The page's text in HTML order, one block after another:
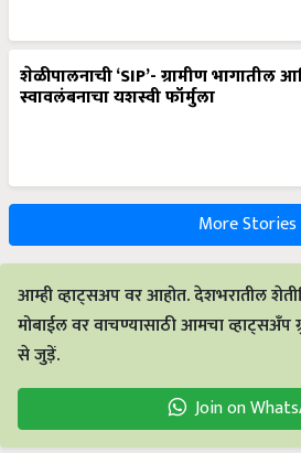
शेळीपालनाची ‘SIP’- ग्रामीण भागातील
स्वावलंबनाचा यशस्वी फॉर्मुला
More Stories
आम्ही व्हाट्सअप वर आहोत. देशभरातील
मोबाईल वर वाचण्यासाठी आमचा व्हाट्सअँप
से जुड़ें.
Join on